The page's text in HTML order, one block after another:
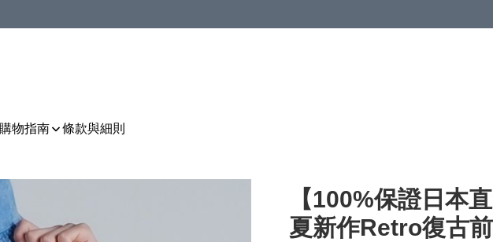
購物指南 條款與細則
【100%保證日本
夏新作Retro復古